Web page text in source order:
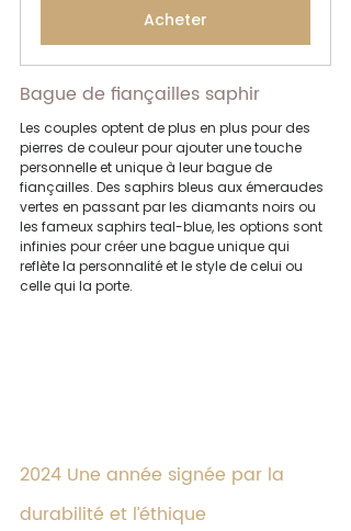
Acheter
Bague de fiançailles saphir
Les couples optent de plus en plus pour des
pierres de couleur pour ajouter une touche
personnelle et unique à leur bague de
fiançailles. Des saphirs bleus aux émeraudes
vertes en passant par les diamants noirs ou
les fameux saphirs teal-blue, les options sont
infinies pour créer une bague unique qui
reflète la personnalité et le style de celui ou
celle qui la porte.
2024 Une année signée par la
durabilité et l’éthique